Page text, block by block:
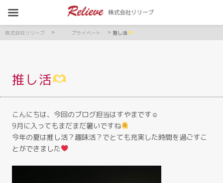
株式会社リリーブ > プライベート > 推し活
推し活
こんにちは、今回のブログ担当はすやまです☺︎
9月に入ってもまだまだ暑いですね
今年の夏は推し活？趣味活？でとても充実した時間を過ごすこ
とができました